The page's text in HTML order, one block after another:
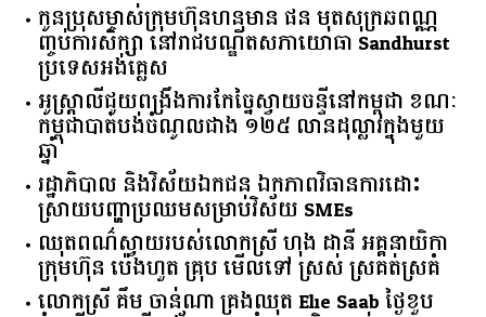
កូនប្រុសម្ចាស់ក្រុមហ៊ុនហនុមាន ផន មុតសុក្រឆពណ្ណ
ញ្ចប់ការសិក្សា នៅរាជបណ្ឌិតសភាយោធា Sandhurst
ប្រទេសអង់គ្លេស
អូស្ត្រាលី​ជួយ​ពង្រឹង​ការ​កែច្នៃ​ស្វាយចន្ទី​នៅ​កម្ពុជា​ ​ខណៈ​
កម្ពុជា​បាត់បង់​ចំណូល​ជាង​ ​១២៥​ ​លាន​ដុល្លារ​ក្នុង​មួយ​
ឆ្នាំ​
រដ្ឋាភិបាល​ ​និង​វិស័យ​ឯកជន ​ឯកភាព​វិធានការ​ដោះ
ស្រាយ​បញ្ហា​ប្រឈម​​សម្រាប់​វិស័យ​ ​SMEs​
ឈុតពណ៌ស្វាយរបស់លោកស្រី ហុង ដានី អគ្គ​នាយិកា​
ក្រុមហ៊ុន ប៉េងហួត គ្រុប មើលទៅ ស្រស់ ស្រគត់ស្រគំ
លោកស្រី គឹម ចាន់ណា គ្រងឈុត Elie Saab ថ្ងៃខួប